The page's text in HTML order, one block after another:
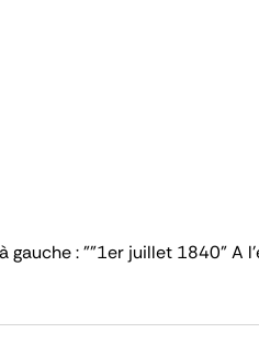
gauche : ""1er juillet 1840"